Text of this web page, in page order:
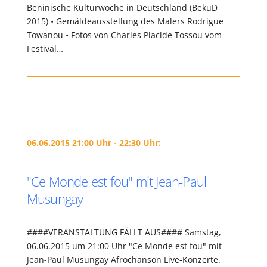
Beninische Kulturwoche in Deutschland (BekuD
2015) • Gemäldeausstellung des Malers Rodrigue
Towanou • Fotos von Charles Placide Tossou vom
Festival…
06.06.2015 21:00 Uhr - 22:30 Uhr:
"Ce Monde est fou" mit Jean-Paul
Musungay
####VERANSTALTUNG FÄLLT AUS#### Samstag,
06.06.2015 um 21:00 Uhr "Ce Monde est fou" mit
Jean-Paul Musungay Afrochanson Live-Konzerte.